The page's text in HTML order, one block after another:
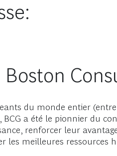
du monde entier
BCG a été le pionnier du
renforcer leur
les meilleures ressources